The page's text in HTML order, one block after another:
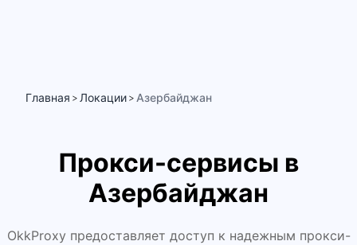
Главная > Локации > Азербайджан
Прокси-сервисы в
Азербайджан
OkkProxy предоставляет доступ к надежным прокси-